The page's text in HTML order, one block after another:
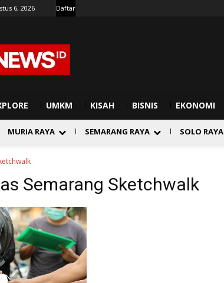
6, 2026 Daftar
UMKM KISAH BISNIS EKONOMI
MURIA RAYA SEMARANG RAYA SOLO RAYA
Semarang Sketchwalk